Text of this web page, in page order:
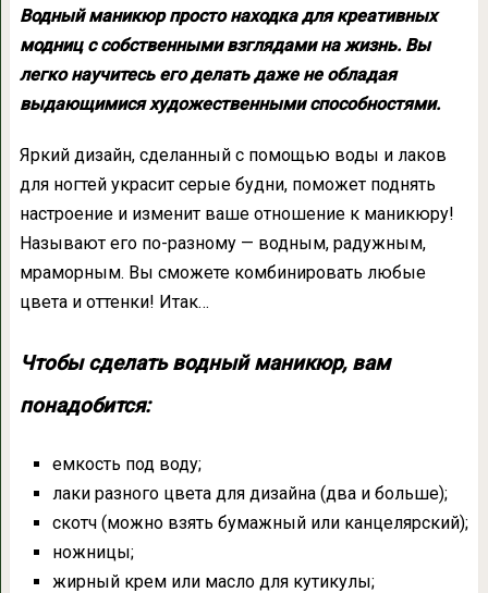
Водный маникюр просто находка для креативных
модниц с собственными взглядами на жизнь. Вы
легко научитесь его делать даже не обладая
выдающимися художественными способностями.
Яркий дизайн, сделанный с помощью воды и лаков
для ногтей украсит серые будни, поможет поднять
настроение и изменит ваше отношение к маникюру!
Называют его по-разному — водным, радужным,
мраморным. Вы сможете комбинировать любые
цвета и оттенки! Итак…
Чтобы сделать водный маникюр, вам
понадобится:
емкость под воду;
лаки разного цвета для дизайна (два и больше);
скотч (можно взять бумажный или канцелярский);
ножницы;
жирный крем или масло для кутикулы;